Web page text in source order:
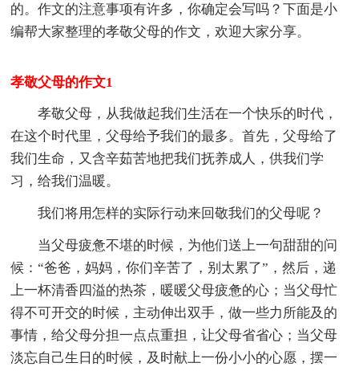
的。作文的注意事项有许多，你确定会写吗？下面是小
编帮大家整理的孝敬父母的作文，欢迎大家分享。
孝敬父母的作文1
孝敬父母，从我做起我们生活在一个快乐的时代，
在这个时代里，父母给予我们的最多。首先，父母给了
我们生命，又含辛茹苦地把我们抚养成人，供我们学
习，给我们温暖。
我们将用怎样的实际行动来回敬我们的父母呢？
当父母疲惫不堪的时候，为他们送上一句甜甜的问
候：“爸爸，妈妈，你们辛苦了，别太累了”，然后，递
上一杯清香四溢的热茶，暖暖父母疲惫的心；当父母忙
得不可开交的时候，主动伸出双手，做一些力所能及的
事情，给父母分担一点点重担，让父母省省心；当父母
淡忘自己生日的时候，及时献上一份小小的心愿，摆一